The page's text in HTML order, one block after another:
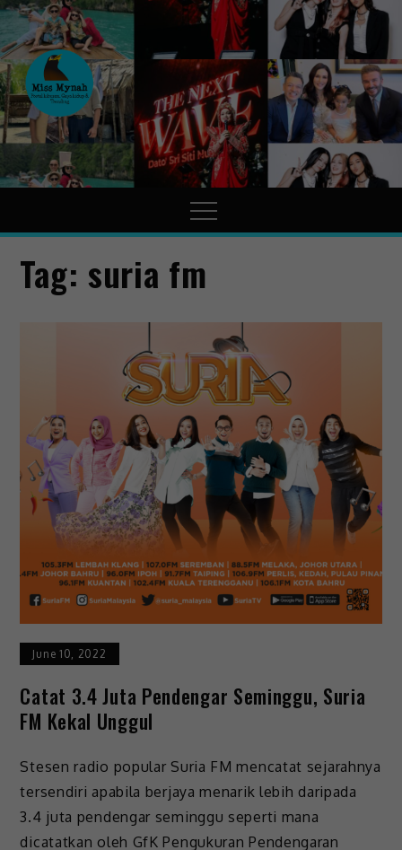
MissMynah
Portal Hiburan, Gaya Hidup
& Trending
Tag: suria fm
June 10, 2022
Catat 3.4 Juta Pendengar Seminggu, Suria
FM Kekal Unggul
Stesen radio popular Suria FM mencatat sejarahnya
tersendiri apabila berjaya menarik lebih daripada
3.4 juta pendengar seminggu seperti mana
dicatatkan oleh GfK Pengukuran Pendengaran